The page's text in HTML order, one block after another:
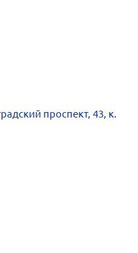
проспект, 43, к.